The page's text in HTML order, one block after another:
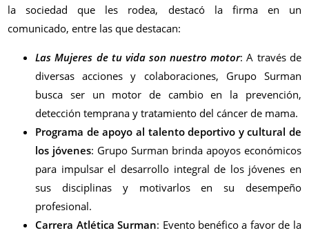
la sociedad que les rodea, destacó la firma en un
comunicado, entre las que destacan:
Las Mujeres de tu vida son nuestro motor: A través de
diversas acciones y colaboraciones, Grupo Surman
busca ser un motor de cambio en la prevención,
detección temprana y tratamiento del cáncer de mama.
Programa de apoyo al talento deportivo y cultural de
los jóvenes: Grupo Surman brinda apoyos económicos
para impulsar el desarrollo integral de los jóvenes en
sus disciplinas y motivarlos en su desempeño
profesional.
Carrera Atlética Surman: Evento benéfico a favor de la